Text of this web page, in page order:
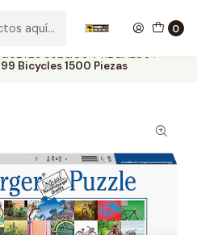
0
JUEGOS Y REGALOS
99 Bicycles 1500 Piezas